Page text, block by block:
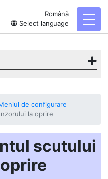
Română
Select language
de configurare
la oprire
scutului